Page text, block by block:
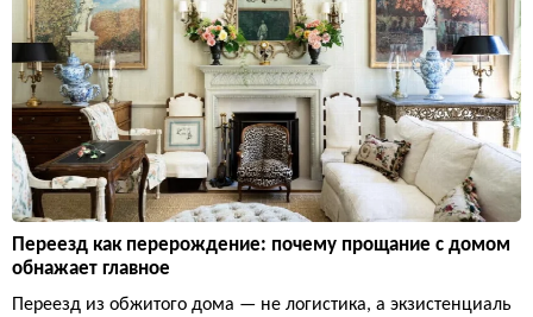
Переезд как перерождение: почему прощание с домом
обнажает главное
Переезд из обжитого дома — не логистика, а экзистенциаль